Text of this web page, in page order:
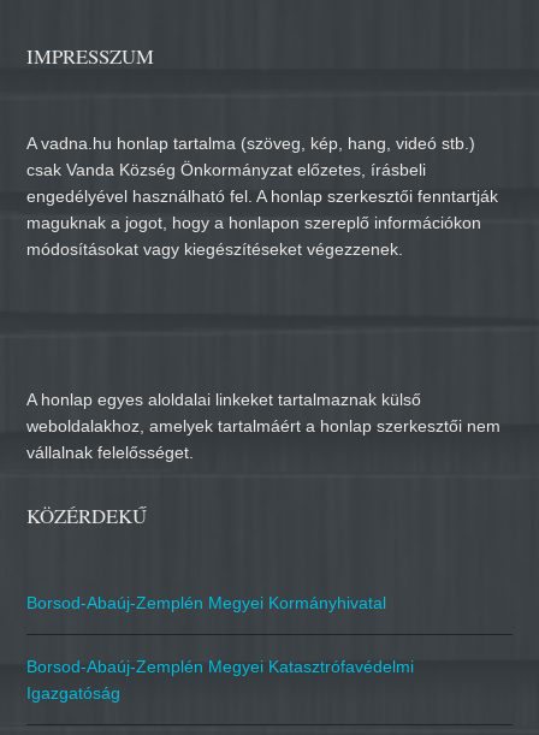
IMPRESSZUM
A vadna.hu honlap tartalma (szöveg, kép, hang, videó stb.)
csak Vanda Község Önkormányzat előzetes, írásbeli
engedélyével használható fel. A honlap szerkesztői fenntartják
maguknak a jogot, hogy a honlapon szereplő információkon
módosításokat vagy kiegészítéseket végezzenek.
A honlap egyes aloldalai linkeket tartalmaznak külső
weboldalakhoz, amelyek tartalmáért a honlap szerkesztői nem
vállalnak felelősséget.
KÖZÉRDEKŰ
Borsod-Abaúj-Zemplén Megyei Kormányhivatal
Borsod-Abaúj-Zemplén Megyei Katasztrófavédelmi
Igazgatóság